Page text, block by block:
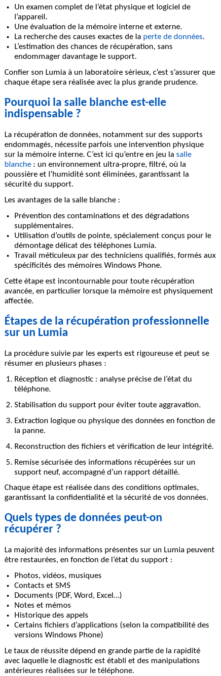
Un examen complet de l’état physique et logiciel de
l’appareil.
Une évaluation de la mémoire interne et externe.
La recherche des causes exactes de la perte de données.
L’estimation des chances de récupération, sans
endommager davantage le support.
Confier son Lumia à un laboratoire sérieux, c’est s’assurer que
chaque étape sera réalisée avec la plus grande prudence.
Pourquoi la salle blanche est-elle
indispensable ?
La récupération de données, notamment sur des supports
endommagés, nécessite parfois une intervention physique
sur la mémoire interne. C’est ici qu’entre en jeu lasalle
blanche : un environnement ultra-propre, filtré, où la
poussière et l’humidité sont éliminées, garantissant la
sécurité du support.
Les avantages de la salle blanche :
Prévention des contaminations et des dégradations
supplémentaires.
Utilisation d’outils de pointe, spécialement conçus pour le
démontage délicat des téléphones Lumia.
Travail méticuleux par des techniciens qualifiés, formés aux
spécificités des mémoires Windows Phone.
Cette étape est incontournable pour toute récupération
avancée, en particulier lorsque la mémoire est physiquement
affectée.
Étapes de la récupération professionnelle
sur un Lumia
La procédure suivie par les experts est rigoureuse et peut se
résumer en plusieurs phases :
Réception et diagnostic : analyse précise de l’état du
téléphone.
Stabilisation du support pour éviter toute aggravation.
Extraction logique ou physique des données en fonction de
la panne.
Reconstruction des fichiers et vérification de leur intégrité.
Remise sécurisée des informations récupérées sur un
support neuf, accompagné d’un rapport détaillé.
Chaque étape est réalisée dans des conditions optimales,
garantissant la confidentialité et la sécurité de vos données.
Quels types de données peut-on
récupérer ?
La majorité des informations présentes sur un Lumia peuvent
être restaurées, en fonction de l’état du support :
Photos, vidéos, musiques
Contacts et SMS
Documents (PDF, Word, Excel…)
Notes et mémos
Historique des appels
Certains fichiers d’applications (selon la compatibilité des
versions Windows Phone)
Le taux de réussite dépend en grande partie de la rapidité
avec laquelle le diagnostic est établi et des manipulations
antérieures réalisées sur le téléphone.